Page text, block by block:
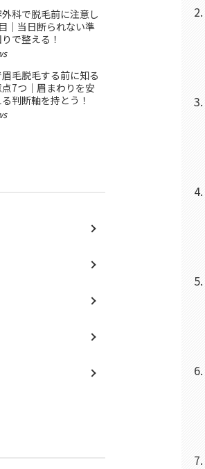
科で脱毛前に注意し
｜当日断られない準
で整える！
毛脱毛する前に知る
7つ｜眉まわりを安
判断軸を持とう！